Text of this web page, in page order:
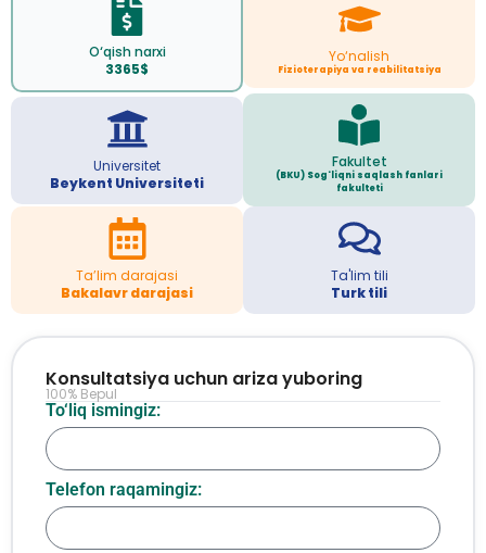
O‘qish narxi
3365$
Yo‘nalish
Fizioterapiya va reabilitatsiya
Universitet
Beykent Universiteti
Fakultet
(BKU) Sog'liqni saqlash fanlari
fakulteti
Ta’lim darajasi
Bakalavr darajasi
Ta'lim tili
Turk tili
To‘liq ismingiz:
Telefon raqamingiz:
Konsultatsiya uchun ariza yuboring
100% Bepul